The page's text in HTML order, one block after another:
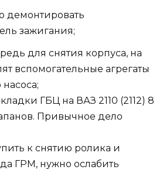
демонтировать
зажигания;
для снятия корпуса, на
вспомогательные агрегаты
к снятию ролика и
ГРМ, нужно ослабить